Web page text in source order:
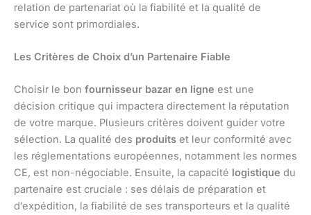
relation de partenariat où la fiabilité et la qualité de
service sont primordiales.
Les Critères de Choix d’un Partenaire Fiable
Choisir le bon fournisseur bazar en ligne est une
décision critique qui impactera directement la réputation
de votre marque. Plusieurs critères doivent guider votre
sélection. La qualité des produits et leur conformité avec
les réglementations européennes, notamment les normes
CE, est non-négociable. Ensuite, la capacité logistique du
partenaire est cruciale : ses délais de préparation et
d’expédition, la fiabilité de ses transporteurs et la qualité